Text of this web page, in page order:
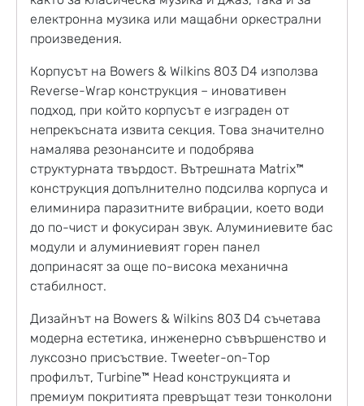
електронна музика или мащабни оркестрални
произведения.
Корпусът на Bowers & Wilkins 803 D4 използва
Reverse-Wrap конструкция – иновативен
подход, при който корпусът е изграден от
непрекъсната извита секция. Това значително
намалява резонансите и подобрява
структурната твърдост. Вътрешната Matrix™
конструкция допълнително подсилва корпуса и
елиминира паразитните вибрации, което води
до по-чист и фокусиран звук. Алуминиевите бас
модули и алуминиевият горен панел
допринасят за още по-висока механична
стабилност.
Дизайнът на Bowers & Wilkins 803 D4 съчетава
модерна естетика, инженерно съвършенство и
луксозно присъствие. Tweeter-on-Top
профилът, Turbine™ Head конструкцията и
премиум покритията превръщат тези тонколони